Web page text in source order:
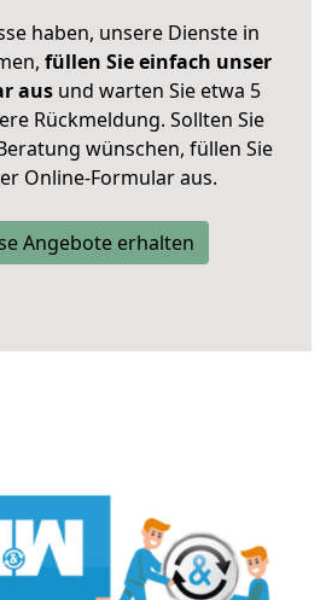
haben, unsere Dienste in
füllen Sie einfach unser
ausund warten Sie etwa 5
Rückmeldung. Sollten Sie
wünschen, füllen Sie
Online-Formular aus.
Angebote erhalten